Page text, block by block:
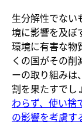
生分解性でない
境に影響を及ぼ
環境に有害な物
くの国がその削
ーの取り組みは
割を果たすでし
わらず、使い捨
の影響を考慮す